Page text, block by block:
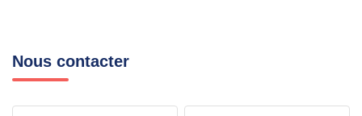
Nous contacter